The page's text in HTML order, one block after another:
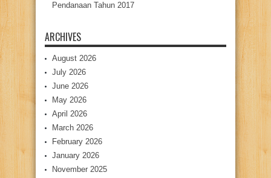
Pendanaan Tahun 2017
ARCHIVES
August 2026
July 2026
June 2026
May 2026
April 2026
March 2026
February 2026
January 2026
November 2025